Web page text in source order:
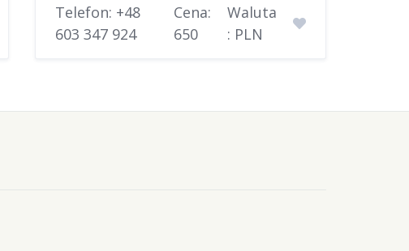
Telefon: +48
603 347 924
Cena:
650
Waluta
: PLN